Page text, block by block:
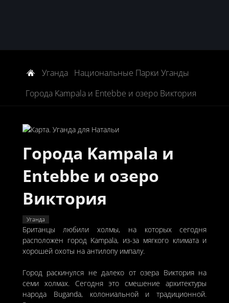
Уганда
Национальные Парки Уганды
Города Kampala и Entebbe и озеро Виктория
Города Kampala и
Entebbe и озеро
Виктория
Уганда
Британцы любили холмы, на которых сегодня
расположен город Kampala, из-за мягкого климата и
хорошей охоты на антилопу импалу.
Город раскинулся не далеко от озера Виктория на
семи холмах. Сегодня это смешение архитектуры
народа Buganda, колониальной и традиционной.